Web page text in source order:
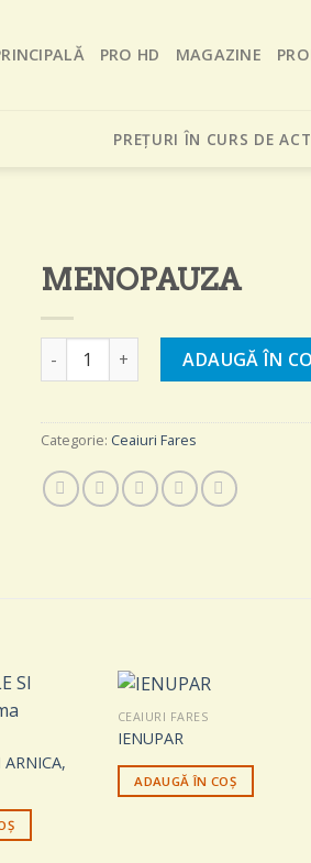
PRO HD MAGAZINE
PREȚURI ÎN CURS DE
MENOPAUZA
Cantitate MENOPAUZAADAUGĂ ÎN
Categorie: Ceaiuri Fares
ARNICA,
CEAIURI FARES
IENUPAR
ADAUGĂ ÎN COȘ